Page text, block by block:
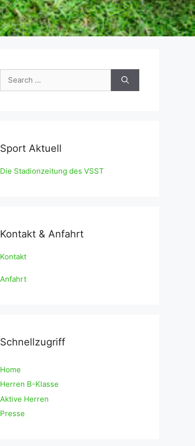
for:
Sport Aktuell
Die Stadionzeitung des VSST
Kontakt & Anfahrt
Kontakt
Anfahrt
Schnellzugriff
Home
Herren B-Klasse
Aktive Herren
Presse